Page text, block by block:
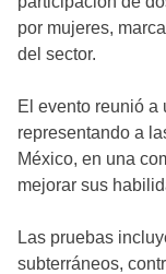
por mujeres,
del sector.
El evento reunió a
representando a
México, en una
mejorar sus
Las pruebas
subterráneos,